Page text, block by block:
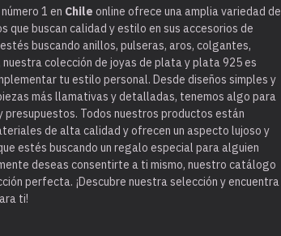
número 1 en Chile online ofrece una amplia variedad de
que buscan calidad y estilo en sus accesorios de
buscando anillos, pulseras, aros, colgantes,
nuestra colección de joyas de plata y plata 925 es
tu estilo personal. Desde diseños simples y
más llamativas y detalladas, tenemos algo para
presupuestos. Todos nuestros productos están
de alta calidad y ofrecen un aspecto lujoso y
estés buscando un regalo especial para alguien
deseas consentirte a ti mismo, nuestro catálogo
perfecta. ¡Descubre nuestra selección y encuentra
ti!